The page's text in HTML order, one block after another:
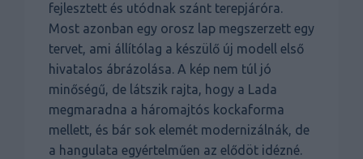
fejlesztett és utódnak szánt terepjáróra.
Most azonban egy orosz lap megszerzett egy
tervet, ami állítólag a készülő új modell első
hivatalos ábrázolása. A kép nem túl jó
minőségű, de látszik rajta, hogy a Lada
megmaradna a háromajtós kockaforma
mellett, és bár sok elemét modernizálnák, de
a hangulata egyértelműen az elődöt idézné.